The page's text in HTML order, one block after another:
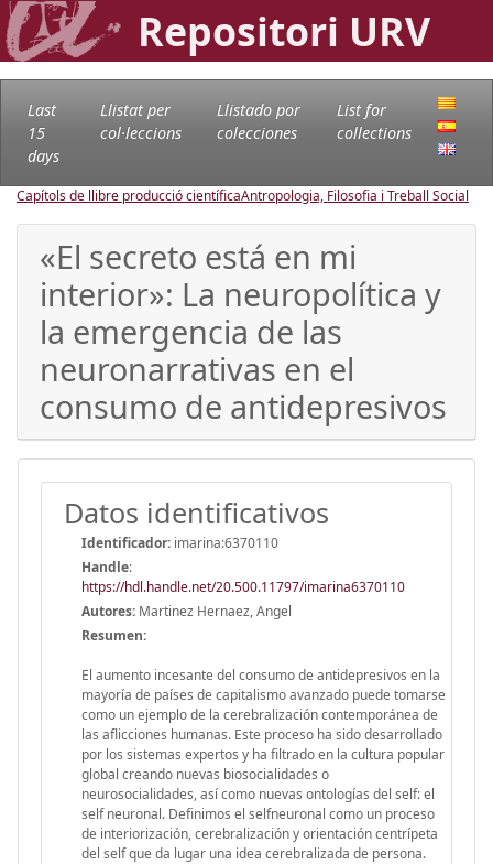
Repositori URV
Last
15
days
Llistat per
col·leccions
Llistado por
colecciones
List for
collections
Capítols de llibre producció científicaAntropologia, Filosofia i Treball Social
«El secreto está en mi
interior»: La neuropolítica y
la emergencia de las
neuronarrativas en el
consumo de antidepresivos
Datos identificativos
Identificador: imarina:6370110
Handle:
https://hdl.handle.net/20.500.11797/imarina6370110
Autores: Martinez Hernaez, Angel
Resumen:
El aumento incesante del consumo de antidepresivos en la
mayoría de países de capitalismo avanzado puede tomarse
como un ejemplo de la cerebralización contemporánea de
las aflicciones humanas. Este proceso ha sido desarrollado
por los sistemas expertos y ha filtrado en la cultura popular
global creando nuevas biosocialidades o
neurosocialidades, así como nuevas ontologías del self: el
self neuronal. Definimos el selfneuronal como un proceso
de interiorización, cerebralización y orientación centrípeta
del self que da lugar una idea cerebralizada de persona.